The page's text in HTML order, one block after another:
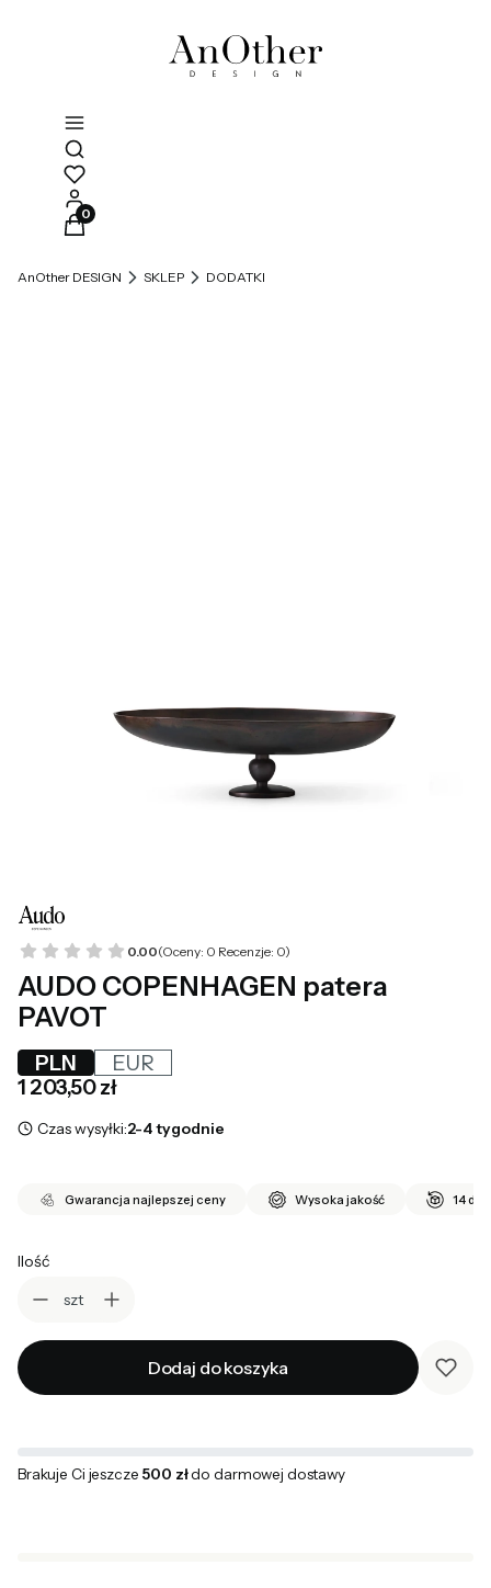
Otwórz wyszukiwarkę
Produkty w koszyku: 0. Zobacz szczegóły
AnOther DESIGN SKLEP DODATKI
0.00(Oceny: 0 Recenzje: 0)
AUDO COPENHAGEN patera
PAVOT
PLN
EUR
Cena
1 203,50 zł
Czas wysyłki:2-4 tygodnie
Gwarancja najlepszej ceny Wysoka jakość 14 dni
Ilość
szt
Dodaj do koszyka
Brakuje Ci jeszcze 500 złdo darmowej dostawy